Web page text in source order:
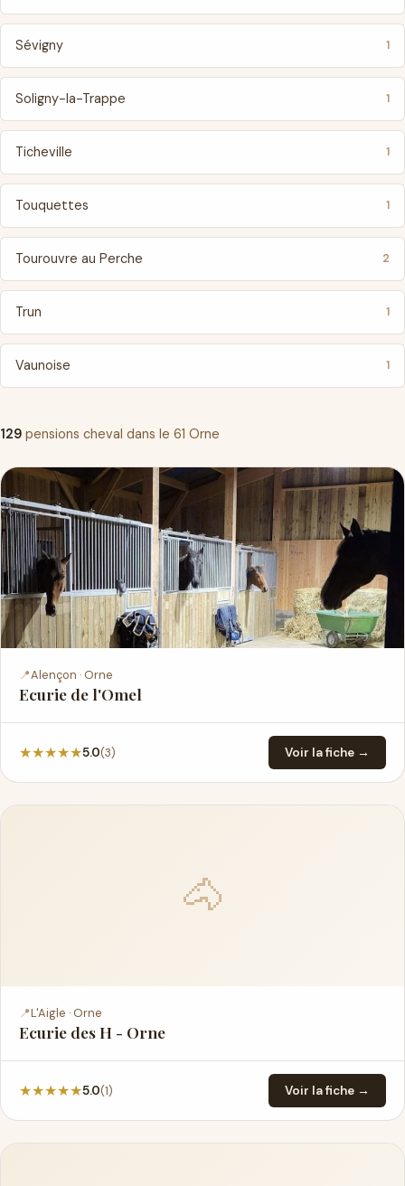
Sévigny 1
Soligny-la-Trappe 1
Ticheville 1
Touquettes 1
Tourouvre au Perche 2
Trun 1
Vaunoise 1
129 pensions cheval dans le 61 Orne
📍Alençon · Orne
Ecurie de l'Omel
★★★★★5.0(3) Voir la fiche →
🐴
📍L'Aigle · Orne
Ecurie des H - Orne
★★★★★5.0(1) Voir la fiche →